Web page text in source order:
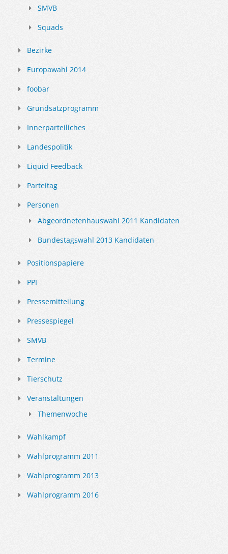
SMVB
Squads
Bezirke
Europawahl 2014
foobar
Grundsatzprogramm
Innerparteiliches
Landespolitik
Liquid Feedback
Parteitag
Personen
Abgeordnetenhauswahl 2011 Kandidaten
Bundestagswahl 2013 Kandidaten
Positionspapiere
PPI
Pressemitteilung
Pressespiegel
SMVB
Termine
Tierschutz
Veranstaltungen
Themenwoche
Wahlkampf
Wahlprogramm 2011
Wahlprogramm 2013
Wahlprogramm 2016